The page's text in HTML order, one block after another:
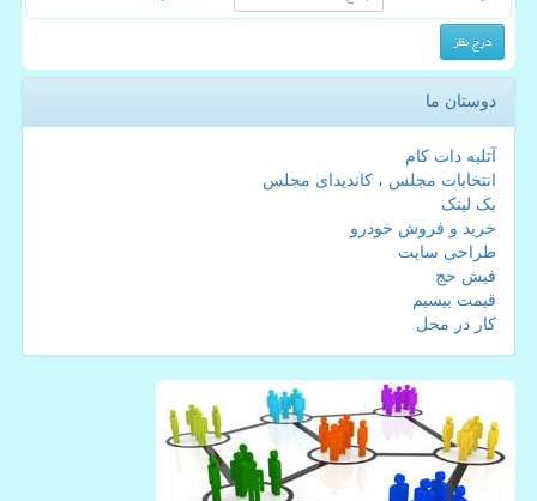
دوستان ما
آتلیه دات کام
انتخابات مجلس ، کاندیدای مجلس
بک لینک
خرید و فروش خودرو
طراحی سایت
فیش حج
قیمت بیسیم
کار در محل